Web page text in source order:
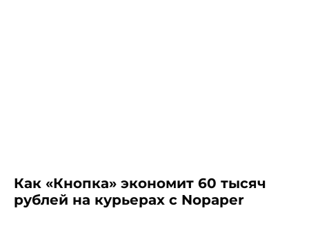
Как «Кнопка» экономит 60 тысяч
рублей на курьерах с Nopaper